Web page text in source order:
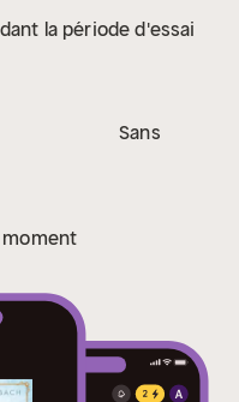
la période d'essai
Sans